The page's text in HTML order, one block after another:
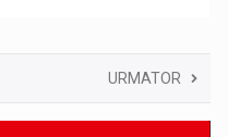
URMATOR